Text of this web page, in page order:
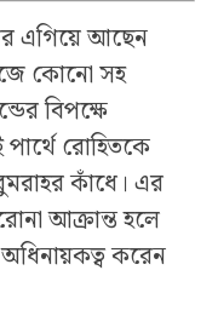
এগিয়ে আছেন
কোনো সহ
বিপক্ষে
রোহিতকে
কাঁধে। এর
আক্রান্ত হলে
অধিনায়কত্ব করেন